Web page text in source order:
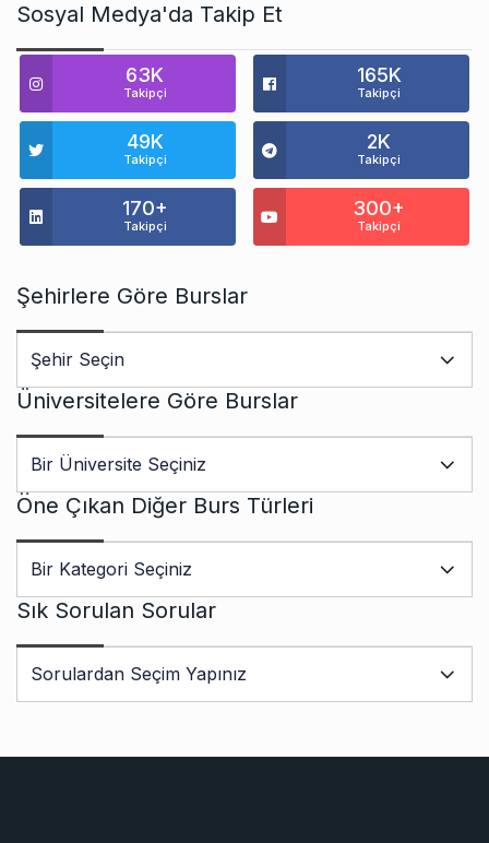
Sosyal Medya'da Takip Et
63K
Takipçi
165K
Takipçi
49K
Takipçi
2K
Takipçi
170+
Takipçi
300+
Takipçi
Şehirlere Göre Burslar
Üniversitelere Göre Burslar
Öne Çıkan Diğer Burs Türleri
Sık Sorulan Sorular